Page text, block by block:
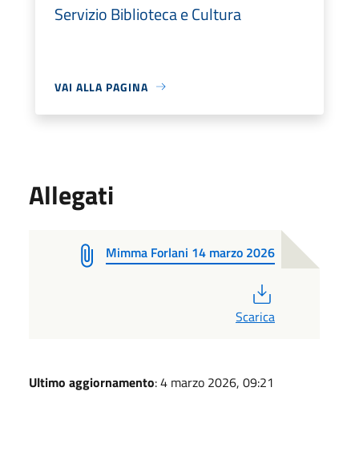
Servizio Biblioteca e Cultura
VAI ALLA PAGINA
Allegati
Mimma Forlani 14 marzo 2026
Scarica
Ultimo aggiornamento: 4 marzo 2026, 09:21